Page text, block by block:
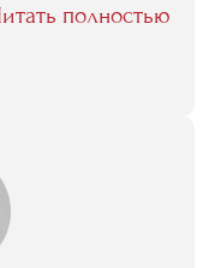
чувствую, что
в качестве
полностью